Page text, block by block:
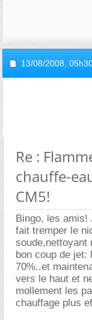
13/08/2008,
Re :
chauffe-
CM5!
Bingo, les amis!
fait tremper le
soude,nettoyant
bon coup de jet:
70%..et
vers le haut et
mollement les
chauffage plus